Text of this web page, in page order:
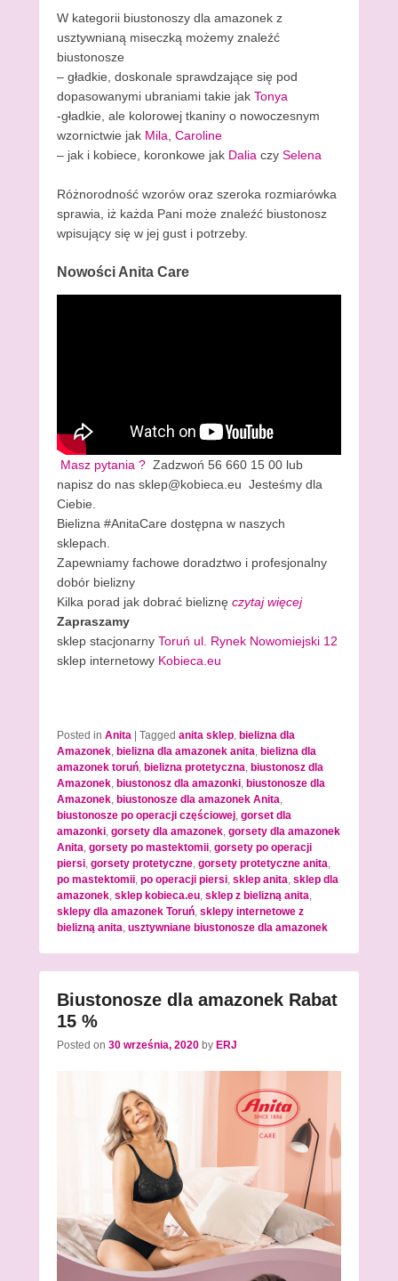
W kategorii biustonoszy dla amazonek z
usztywnianą miseczką możemy znaleźć
biustonosze
– gładkie, doskonale sprawdzające się pod
dopasowanymi ubraniami takie jak Tonya
-gładkie, ale kolorowej tkaniny o nowoczesnym
wzornictwie jak Mila, Caroline
– jak i kobiece, koronkowe jak Dalia czy Selena
Różnorodność wzorów oraz szeroka rozmiarówka
sprawia, iż każda Pani może znaleźć biustonosz
wpisujący się w jej gust i potrzeby.
Nowości Anita Care
Masz pytania ? Zadzwoń 56 660 15 00 lub
napisz do nas sklep@kobieca.eu Jesteśmy dla
Ciebie.
Bielizna #AnitaCare dostępna w naszych
sklepach.
Zapewniamy fachowe doradztwo i profesjonalny
dobór bielizny
Kilka porad jak dobrać bieliznę czytaj więcej
Zapraszamy
sklep stacjonarny Toruń ul. Rynek Nowomiejski 12
sklep internetowy Kobieca.eu
Posted in Anita Tagged anita sklep, bielizna dla
Amazonek, bielizna dla amazonek anita, bielizna dla
amazonek toruń, bielizna protetyczna, biustonosz dla
Amazonek, biustonosz dla amazonki, biustonosze dla
Amazonek, biustonosze dla amazonek Anita,
biustonosze po operacji częściowej, gorset dla
amazonki, gorsety dla amazonek, gorsety dla amazonek
Anita, gorsety po mastektomii, gorsety po operacji
piersi, gorsety protetyczne, gorsety protetyczne anita,
po mastektomii, po operacji piersi, sklep anita, sklep dla
amazonek, sklep kobieca.eu, sklep z bielizną anita,
sklepy dla amazonek Toruń, sklepy internetowe z
bielizną anita, usztywniane biustonosze dla amazonek
Biustonosze dla amazonek Rabat
15 %
Posted on 30 września, 2020 by ERJ